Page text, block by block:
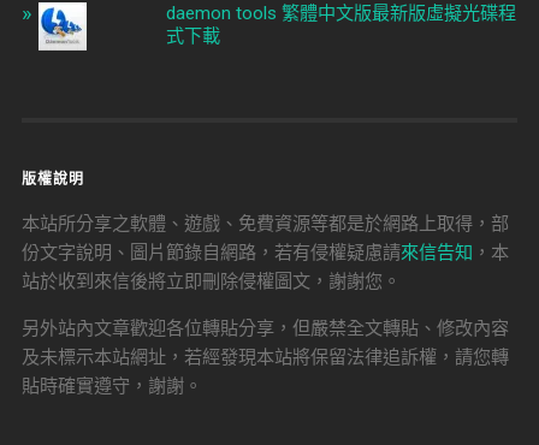
daemon tools 繁體中文版最新版虛擬光碟程
式下載
版權說明
本站所分享之軟體、遊戲、免費資源等都是於網路上取得，部
份文字說明、圖片節錄自網路，若有侵權疑慮請來信告知 ，本
站於收到來信後將立即刪除侵權圖文，謝謝您。
另外站內文章歡迎各位轉貼分享，但嚴禁全文轉貼、修改內容
及未標示本站網址，若經發現本站將保留法律追訴權，請您轉
貼時確實遵守，謝謝。